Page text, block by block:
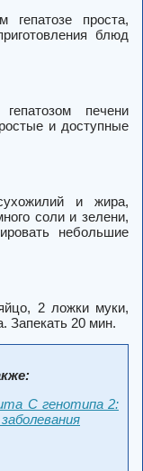
гепатозе проста,
блюд
печени
и доступные
и жира,
соли и зелени,
небольшие
2 ложки муки,
Запекать 20 мин.
С генотипа 2: